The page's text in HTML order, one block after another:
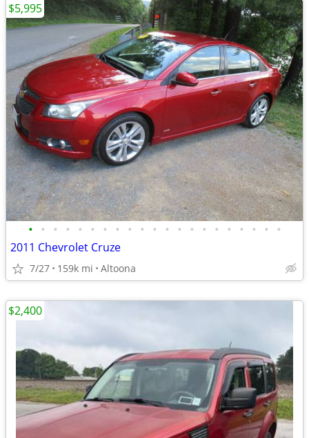
• • • • • • • • • • • • • • • • • • • • •
2011 Chevrolet Cruze
7/27 159k mi Altoona
$5,995
$2,400